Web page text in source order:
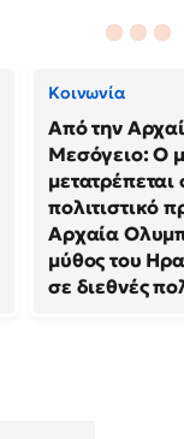
Κοινωνία
Από την
Μεσόγειο: Ο
μετατρέπεται
πολιτιστικό
Αρχαία
μύθος του
σε διεθνές